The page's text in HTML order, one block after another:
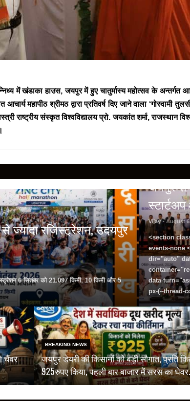
में खंडाका हाउस, जयपुर में हुए चातुर्मास्य महोत्सव के
आचार्य महापीठ श्रीमठ द्वारा प्रतिवर्ष दिए जाने वाला
राष्ट्रीय संस्कृत विश्वविद्यालय प्रो. जयकांत शर्मा,
ज्यादा रजिस्ट्रेशन, उदयपुर
6 सितंबर को 21.097 किमी, 10 किमी और 5
जयपुर से
Vijay - August
<section
events-none
dir="auto"
data-
px-(--thread-
चैंबर
BREAKING NEWS
जयपुर डेयरी की किसानों को बड़ी सौगात, प्रति
925रुपए किया, पहली बार बाजार में सरस का